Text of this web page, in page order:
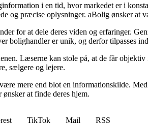
i en tid, hvor markedet er i
og præcise oplysninger. aBolig ønsker at
for at dele deres viden og erfaringer.
bolighandler er unik, og derfor tilpasses
Læserne kan stole på, at de får
sælgere og lejere.
mere end blot en informationskilde.
at finde deres hjem.
TikTok Mail
RSS